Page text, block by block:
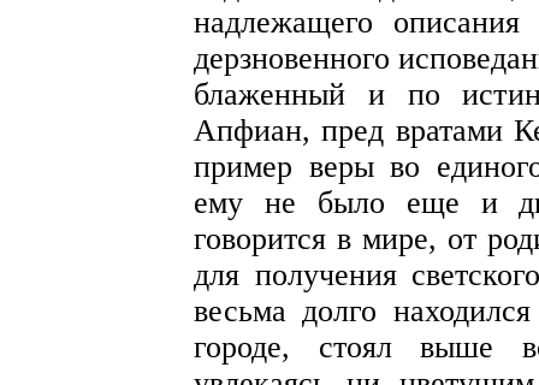
надлежащего
дерзновенного
блаженный и по
Апфиан, пред вратами
пример веры во
ему не было еще и
говорится в мире, от
для получения
весьма долго
городе, стоял выше